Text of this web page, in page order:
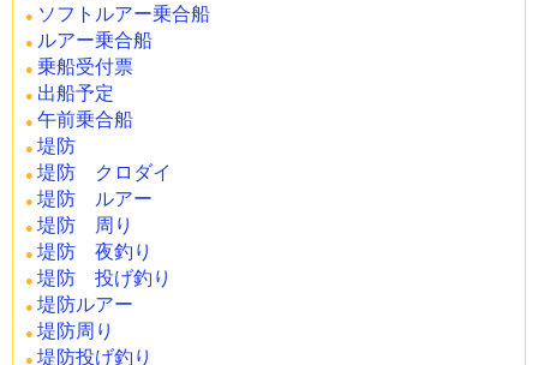
ソフトルアー乗合船
ルアー乗合船
乗船受付票
出船予定
午前乗合船
堤防
堤防 クロダイ
堤防 ルアー
堤防 周り
堤防 夜釣り
堤防 投げ釣り
堤防ルアー
堤防周り
堤防投げ釣り